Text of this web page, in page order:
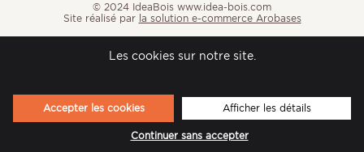
© 2024 IdeaBois www.idea-bois.com
Site réalisé par la solution e-commerce Arobases
Les cookies sur notre site.
Accepter les cookies Afficher les détails
Continuer sans accepter